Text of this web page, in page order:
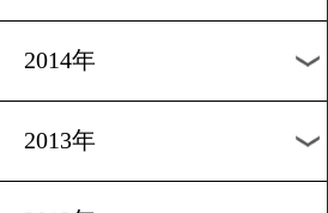
2022年